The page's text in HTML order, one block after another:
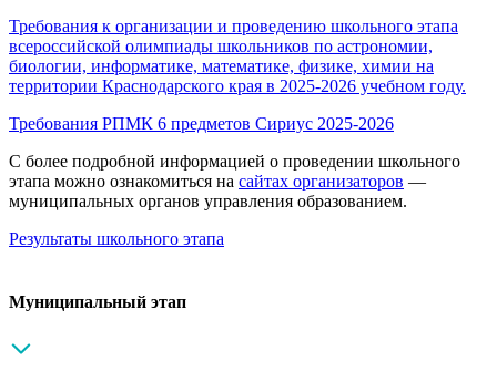
Требования к организации и проведению школьного этапа
всероссийской олимпиады школьников по астрономии,
биологии, информатике, математике, физике, химии на
территории Краснодарского края в 2025-2026 учебном году.
Требования РПМК 6 предметов Сириус 2025-2026
С более подробной информацией о проведении школьного
этапа можно ознакомиться на сайтах организаторов —
муниципальных органов управления образованием.
Результаты школьного этапа
Муниципальный этап